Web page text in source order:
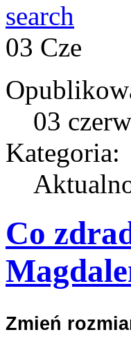
search
03 Cze
03
Kategoria:
Co
Zmień